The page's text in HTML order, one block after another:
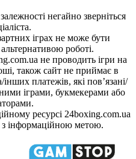
негайно зверніться
іграх не може бути
роботі.
не проводить ігри на
також сайт не приймає в
платежів, які пов’язані/
іграми, букмекерами або
ресурсі 24boxing.com.ua
інформаційною метою.